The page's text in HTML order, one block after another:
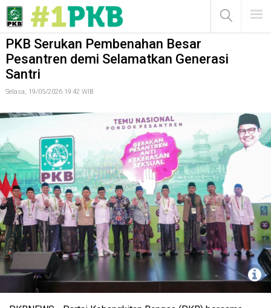
PKB Serukan Pembenahan Besar Pesantren demi Selamatkan
Generasi Santri
PKB Serukan Pembenahan Besar
Pesantren demi Selamatkan Generasi
Santri
Selasa, 19/05/2026 19:42 WIB